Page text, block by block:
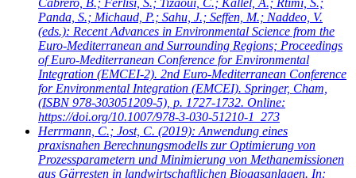
Cabrero, B.; Ferlisi, S.; Tizaoui, C.; Kallel, A.; Rtimi, S.;
Panda, S.; Michaud, P.; Sahu, J.; Seffen, M.; Naddeo, V.
(eds.): Recent Advances in Environmental Science from the
Euro-Mediterranean and Surrounding Regions; Proceedings
of Euro-Mediterranean Conference for Environmental
Integration (EMCEI-2). 2nd Euro-Mediterranean Conference
for Environmental Integration (EMCEI). Springer, Cham,
(ISBN 978-303051209-5), p. 1727-1732. Online:
https://doi.org/10.1007/978-3-030-51210-1_273
Herrmann, C.; Jost, C. (2019): Anwendung eines
praxisnahen Berechnungsmodells zur Optimierung von
Prozessparametern und Minimierung von Methanemissionen
aus Gärresten in landwirtschaftlichen Biogasanlagen. In: